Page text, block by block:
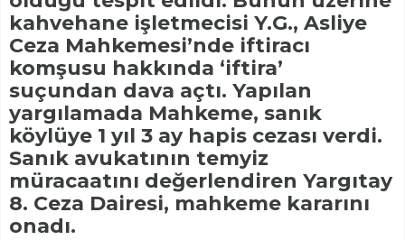
kahvehane işletmecisi Y.G., Asliye
Ceza Mahkemesi’nde iftiracı
komşusu hakkında ‘iftira’
suçundan dava açtı. Yapılan
yargılamada Mahkeme, sanık
köylüye 1 yıl 3 ay hapis cezası verdi.
Sanık avukatının temyiz
müracaatını değerlendiren Yargıtay
8. Ceza Dairesi, mahkeme kararını
onadı.